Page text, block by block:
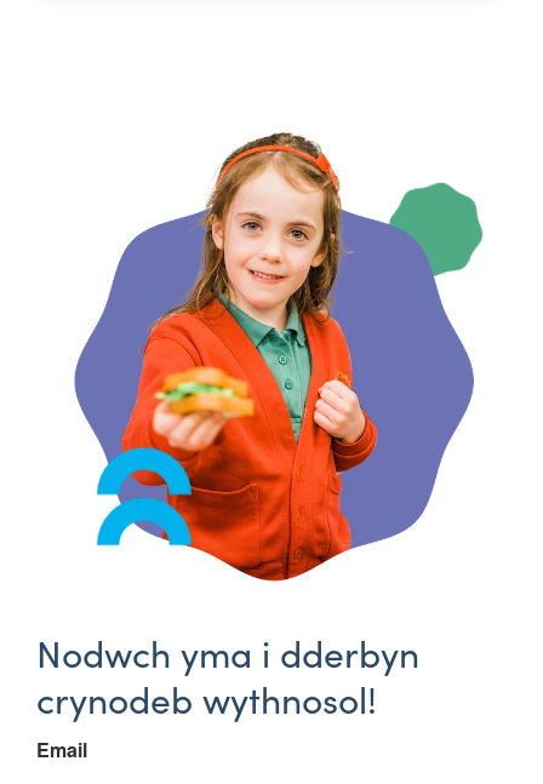
Nodwch yma i dderbyn
crynodeb wythnosol!
Email